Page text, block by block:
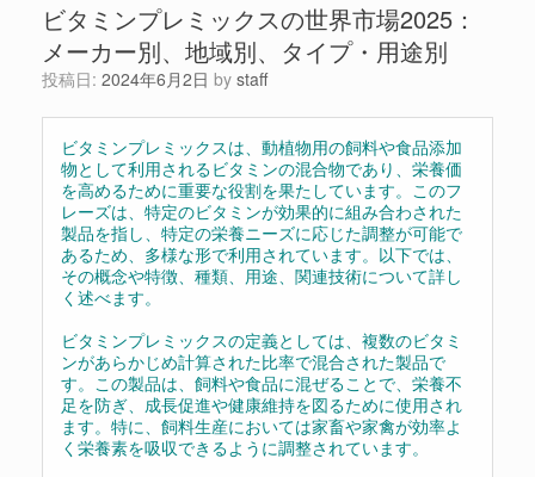
ビタミンプレミックスの世界市場2025：
メーカー別、地域別、タイプ・用途別
投稿日: 2024年6月2日 by staff
ビタミンプレミックスは、動植物用の飼料や食品添加
物として利用されるビタミンの混合物であり、栄養価
を高めるために重要な役割を果たしています。このフ
レーズは、特定のビタミンが効果的に組み合わされた
製品を指し、特定の栄養ニーズに応じた調整が可能で
あるため、多様な形で利用されています。以下では、
その概念や特徴、種類、用途、関連技術について詳し
く述べます。
ビタミンプレミックスの定義としては、複数のビタミ
ンがあらかじめ計算された比率で混合された製品で
す。この製品は、飼料や食品に混ぜることで、栄養不
足を防ぎ、成長促進や健康維持を図るために使用され
ます。特に、飼料生産においては家畜や家禽が効率よ
く栄養素を吸収できるように調整されています。